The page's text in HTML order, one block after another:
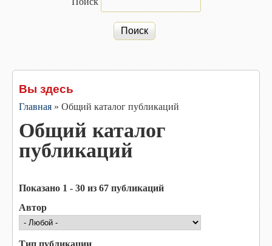
Вы здесь
Главная » Общий каталог публикаций
Общий каталог
публикаций
Показано 1 - 30 из 67 публикаций
Автор
Тип публикации